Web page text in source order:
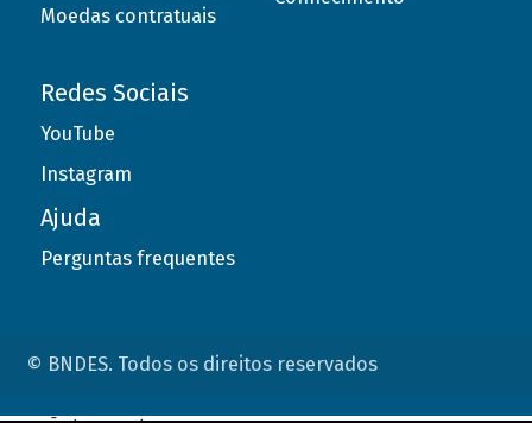
Moedas contratuais
Redes Sociais
YouTube
Instagram
Ajuda
Perguntas frequentes
© BNDES. Todos os direitos reservados